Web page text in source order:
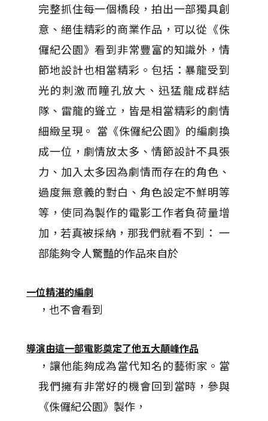
完整抓住每一個橋段，拍出一部獨具創
意、絕佳精彩的商業作品，可以從《侏
儸紀公園》看到非常豐富的知識外，情
節地設計也相當精彩。包括：暴龍受到
光的刺激而瞳孔放大、迅猛龍成群結
隊、雷龍的聳立，皆是相當精彩的劇情
細緻呈現。 當《侏儸紀公園》的編劇換
成一位，劇情放太多、情節設計不具張
力、加入太多因為劇情而存在的角色、
過度無意義的對白、角色設定不鮮明等
等，使同為製作的電影工作者負荷量增
加，若真被採納，那我們就看不到： 一
部能夠令人驚豔的作品來自於
一位精湛的編劇
，也不會看到
導演由這一部電影奠定了他五大顛峰作品
，讓他能夠成為當代知名的藝術家。當
我們擁有非常好的機會回到當時，參與
《侏儸紀公園》製作，